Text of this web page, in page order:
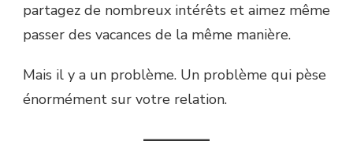
partagez de nombreux intérêts et aimez même
passer des vacances de la même manière.
Mais il y a un problème. Un problème qui pèse
énormément sur votre relation.